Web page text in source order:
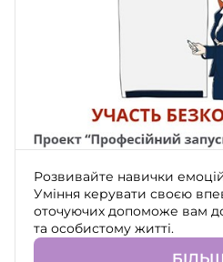
Розвивайте навички
Уміння керувати своєю
оточуючих допоможе вам
та особистому житті.